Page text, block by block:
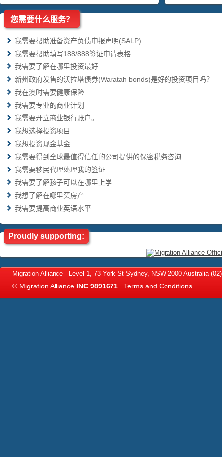
您需要什么服务？
我需要帮助准备资产负债申报声明(SALP)
我需要帮助填写188/888签证申请表格
我需要了解在哪里投资最好
新州政府发售的沃拉塔债券(Waratah bonds)是好的投资项目吗？
我在澳时需要健康保险
我需要专业的商业计划
我需要开立商业银行账户。
我想选择投资项目
我想投资现金基金
我需要得到全球最值得信任的公司提供的保密税务咨询
我需要移民代理处理我的签证
我需要了解孩子可以在哪里上学
我想了解在哪里买房产
我需要提高商业英语水平
Proudly supporting:
Migration Alliance - Level 1, 73 York St Sydney, NSW 2000 Australia
© Migration Alliance INC 9891671 Terms and Conditions